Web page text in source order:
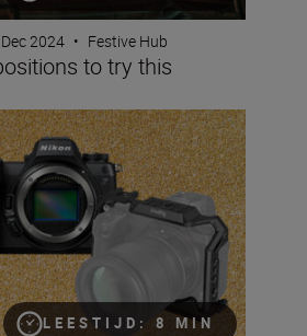
2024 • Festive Hub
to try this
LEESTIJD: 8 MIN
for photographers